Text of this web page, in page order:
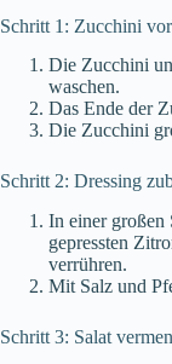
Schritt 1: Zucchini
Die Zucchini
waschen.
Das Ende der
Die Zucchini
Schritt 2: Dressing
In einer großen
gepressten
verrühren.
Mit Salz und
Schritt 3: Salat